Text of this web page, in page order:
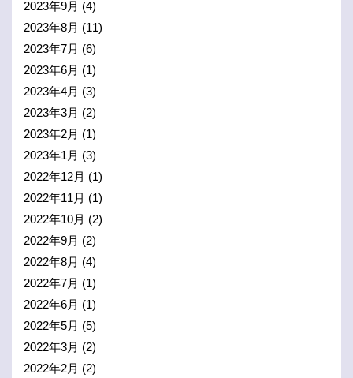
2023年9月 (4)
2023年8月 (11)
2023年7月 (6)
2023年6月 (1)
2023年4月 (3)
2023年3月 (2)
2023年2月 (1)
2023年1月 (3)
2022年12月 (1)
2022年11月 (1)
2022年10月 (2)
2022年9月 (2)
2022年8月 (4)
2022年7月 (1)
2022年6月 (1)
2022年5月 (5)
2022年3月 (2)
2022年2月 (2)